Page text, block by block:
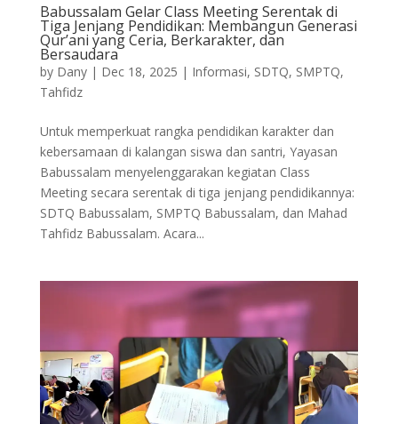
Babussalam Gelar Class Meeting Serentak di
Tiga Jenjang Pendidikan: Membangun Generasi
Qur’ani yang Ceria, Berkarakter, dan
Bersaudara
by Dany| Dec 18, 2025 | Informasi, SDTQ, SMPTQ,
Tahfidz
Untuk memperkuat rangka pendidikan karakter dan
kebersamaan di kalangan siswa dan santri, Yayasan
Babussalam menyelenggarakan kegiatan Class
Meeting secara serentak di tiga jenjang pendidikannya:
SDTQ Babussalam, SMPTQ Babussalam, dan Mahad
Tahfidz Babussalam. Acara...